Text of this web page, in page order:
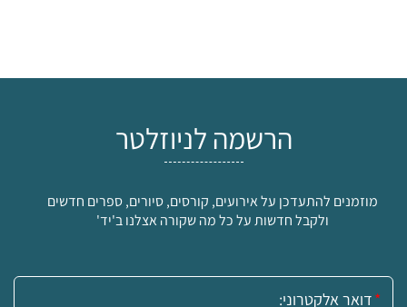
הרשמה לניוזלטר
מוזמנים להתעדכן על אירועים, קורסים, סיורים, ספרים חדשים
ולקבל חדשות על כל מה שקורה אצלנו ב'יד'
אימייל: